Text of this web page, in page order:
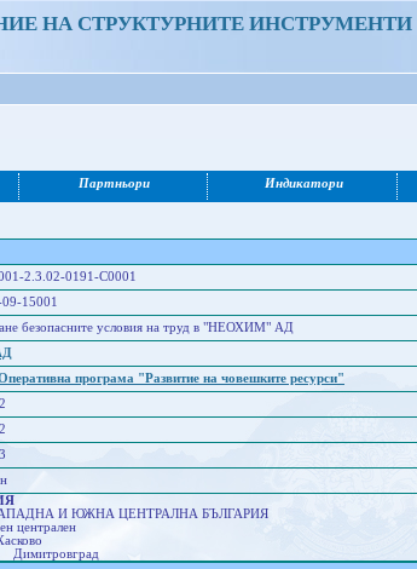
НА СТРУКТУРНИТЕ ИНСТРУМЕНТИ
Партньори Индикатори
2.3.02-0191-C0001
15001
безопасните условия на труд в "НЕОХИМ" АД
програма "Развитие на човешките ресурси"
И ЮЖНА ЦЕНТРАЛНА БЪЛГАРИЯ